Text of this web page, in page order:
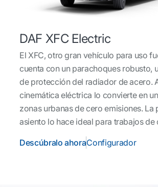
DAF XFC Electric
El XFC, otro gran vehículo para uso
cuenta con un parachoques robusto,
de protección del radiador de acero.
cinemática eléctrica lo convierte en
zonas urbanas de cero emisiones. La
asiento lo hace ideal para trabajos
Descúbralo ahoraConfigurador